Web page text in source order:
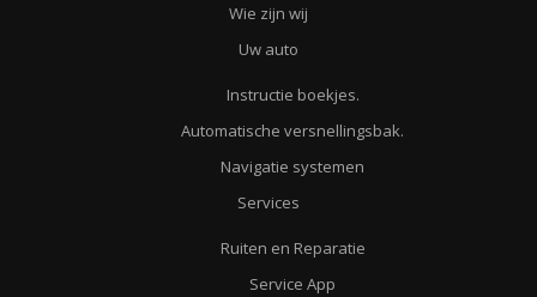
Wie zijn wij
Uw auto
Instructie boekjes.
Automatische versnellingsbak.
Navigatie systemen
Services
Ruiten en Reparatie
Service App